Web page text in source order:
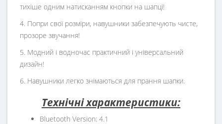
тихіше одним натисканням кнопки на шапці!
4. Попри свої розміри, навушники забезпечують чисте,
прозоре звучання!
5. Модний і водночас практичний і універсальний
дизайн!
6. Навушники легко знімаються для прання шапки.
Технічні характеристики:
Bluetooth Version: 4.1